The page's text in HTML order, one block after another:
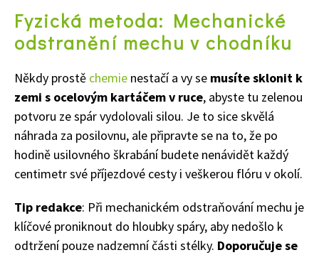
Fyzická metoda: Mechanické
odstranění mechu v chodníku
Někdy prostě chemie nestačí a vy se musíte sklonit k
zemi s ocelovým kartáčem v ruce, abyste tu zelenou
potvoru ze spár vydolovali silou. Je to sice skvělá
náhrada za posilovnu, ale připravte se na to, že po
hodině usilovného škrabání budete nenávidět každý
centimetr své příjezdové cesty i veškerou flóru v okolí.
Tip redakce: Při mechanickém odstraňování mechu je
klíčové proniknout do hloubky spáry, aby nedošlo k
odtržení pouze nadzemní části stélky. Doporučuje se